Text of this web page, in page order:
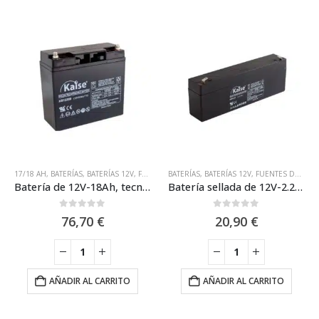
17/18 AH, BATERÍAS, BATERÍAS 12V, FUENTES DE ALIMENTACIÓN NSC ,NSC
Batería de 12V-18Ah, tecnología AGM / NSC X19176-30
76,70 €
AÑADIR AL CARRITO
BATERÍAS, BATERÍAS 12V, FUENTES DE ALIMENTACIÓN NSC
Batería sellada de 12V-2.2Ah / NSC X00003-00
20,90 €
AÑADIR AL CARRITO